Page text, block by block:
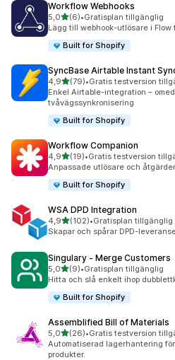
Workflow Webhooks
5,0av 5 stjärnor
(6)
6 recensioner totalt
•Gratisplan tillgänglig
Lägg till webhook-utlösare i
Built for Shopify
SyncBase Airtable Instant
4,9av 5 stjärnor
(79)
79 recensioner totalt
•Gratis testversion
Enkel Airtable-integration –
tvåvägssynkronisering
Built for Shopify
Workflow Companion
4,9av 5 stjärnor
(19)
19 recensioner totalt
•Gratis testversion
Anpassade utlösare och
Built for Shopify
WSA DPD Integration
4,9av 5 stjärnor
(102)
102 recensioner totalt
•Gratisplan tillgänglig
Skapar och spårar DPD-
Singulary ‑ Merge Customers
5,0av 5 stjärnor
(9)
9 recensioner totalt
•Gratisplan tillgänglig
Hitta och slå enkelt ihop
Built for Shopify
Assemblified Bill of Materials
5,0av 5 stjärnor
(26)
26 recensioner totalt
•Gratis testversion
Automatiserad lagerhantering
produkter.